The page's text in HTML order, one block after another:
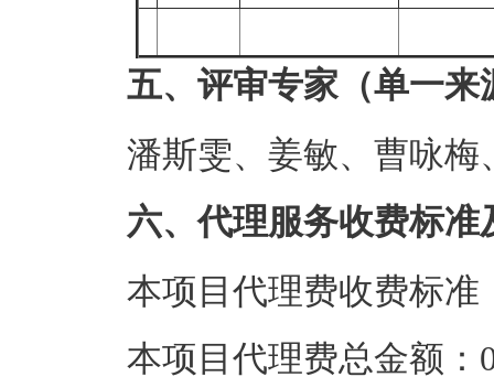
五、评审专家（单一
潘斯雯、姜敏、曹咏梅
六、代理服务收费标准
本项目代理费收费标准
本项目代理费总金额：